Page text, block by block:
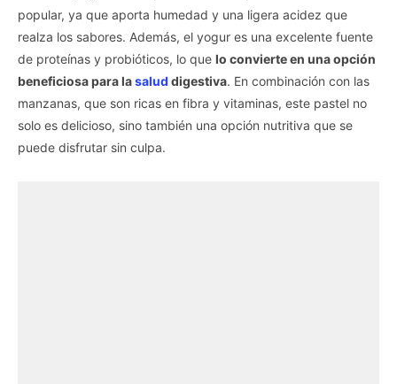
popular, ya que aporta humedad y una ligera acidez que
realza los sabores. Además, el yogur es una excelente fuente
de proteínas y probióticos, lo que lo convierte en una opción
beneficiosa para lasalud digestiva. En combinación con las
manzanas, que son ricas en fibra y vitaminas, este pastel no
solo es delicioso, sino también una opción nutritiva que se
puede disfrutar sin culpa.